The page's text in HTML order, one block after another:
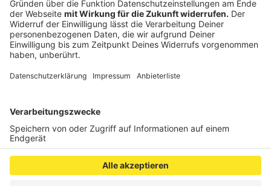
ADAC Telenotarzt gGmbH gegründet.
Anzeige
Anzeige